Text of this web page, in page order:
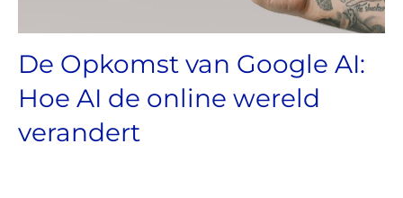
De Opkomst van Google AI:
Hoe AI de online wereld
verandert